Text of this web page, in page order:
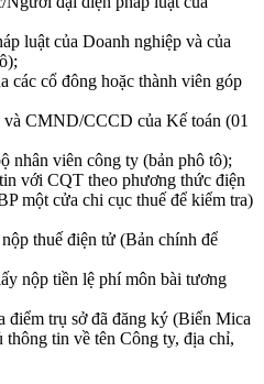
luật của Doanh nghiệp và của
cổ đông hoặc thành viên góp
CMND/CCCD của Kế toán (01
nhân viên công ty (bản phô tô);
với CQT theo phương thức điện
một cửa chi cục thuế để kiểm tra)
thuế điện tử (Bản chính để
nộp tiền lệ phí môn bài tương
điểm trụ sở đã đăng ký (Biển Mica
thông tin về tên Công ty, địa chỉ,